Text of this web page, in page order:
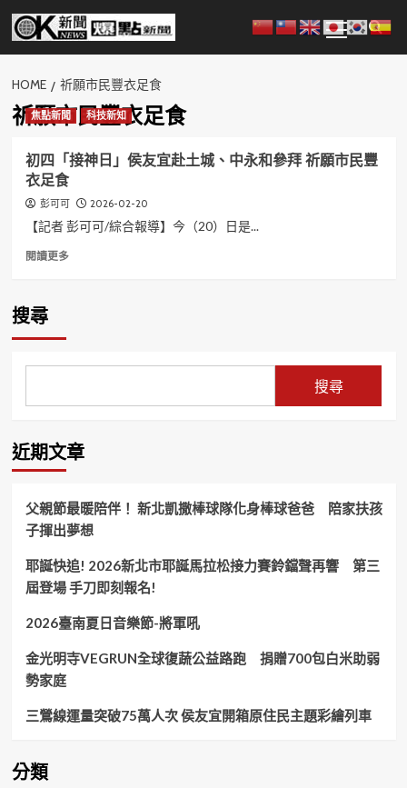
Skip
content
Menu
HOME 祈願市民豐衣足食
祈願市民豐衣足食
焦點新聞 科技新知
初四「接神日」侯友宜赴土城、中永和參拜 祈願市民豐
衣足食
彭可可 2026-02-20
【記者 彭可可/綜合報導】今（20）日是...
閱讀更多Read
友
赴
土
永
和
拜
祈
願
市
民
豐
衣
搜尋
搜尋
近期文章
父親節最暖陪伴！ 新北凱撒棒球隊化身棒球爸爸 陪家扶孩
子揮出夢想
耶誕快追! 2026新北市耶誕馬拉松接力賽鈴鐺聲再響 第三
屆登場 手刀即刻報名!
2026臺南夏日音樂節-將軍吼
金光明寺VEGRUN全球復蔬公益路跑 捐贈700包白米助弱
勢家庭
三鶯線運量突破75萬人次 侯友宜開箱原住民主題彩繪列車
分類